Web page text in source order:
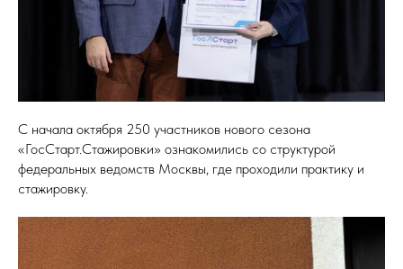
С начала октября 250 участников нового сезона
«ГосСтарт.Стажировки» ознакомились со структурой
федеральных ведомств Москвы, где проходили практику и
стажировку.